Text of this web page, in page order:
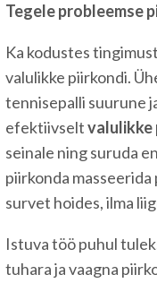
Tegele probleemse
Ka kodustes
valulikke piirkondi.
tennisepalli suurune
efektiivseltvalulikke
seinale ning suruda
piirkonda
survet hoides, ilma
Istuva töö puhul
tuhara ja vaagna